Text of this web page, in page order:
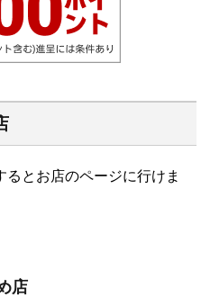
とお店のページに行けま
店